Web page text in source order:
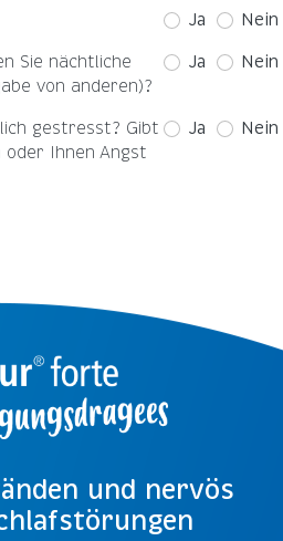
Ja
Nein
Sie nächtliche
von anderen)?
Ja Nein
gestresst? Gibt
oder Ihnen Angst
Ja Nein
und nervös